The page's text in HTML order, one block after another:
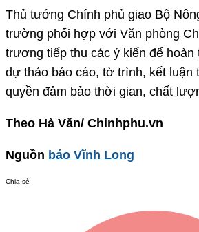
Thủ tướng Chính phủ giao Bộ
trường phối hợp với Văn phòng
trương tiếp thu các ý kiến để hoàn
dự thảo báo cáo, tờ trình, kết luận
quyền đảm bảo thời gian, chất
Theo Hà Văn/ Chinhphu.vn
Nguồn báo Vĩnh Long
Chia sẻ